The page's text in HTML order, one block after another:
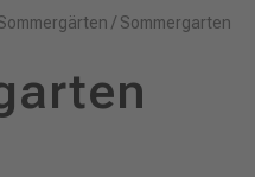
/ Sommergarten